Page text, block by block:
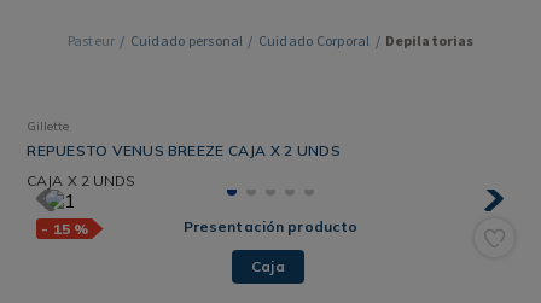
Cuidado personal Cuidado Corporal Depilatorias
Gillette
REPUESTO VENUS BREEZE CAJA X 2 UNDS
CAJA X 2 UNDS
- 15 % Presentación producto
Caja